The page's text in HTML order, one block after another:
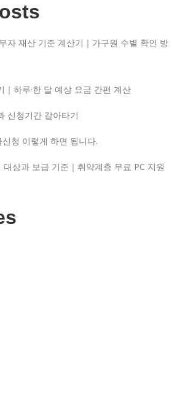
자 재산 기준 계산기｜가구원 수별 확인 방
｜하루·한 달 예상 요금 간편 계산
신청기간 갈아타기
청 이렇게 하면 됩니다.
상과 보급 기준｜취약계층 무료 PC 지원